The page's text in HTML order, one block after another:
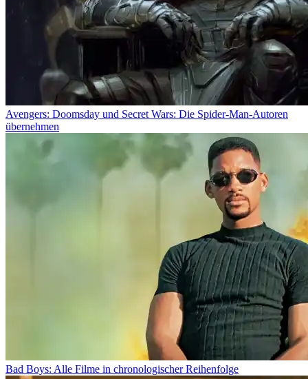
Avengers: Doomsday und Secret Wars: Die Spider-Man-Autoren
übernehmen
Bad Boys: Alle Filme in chronologischer Reihenfolge